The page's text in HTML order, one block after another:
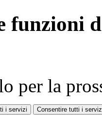
funzioni
per la
i servizi Consentire tutti i